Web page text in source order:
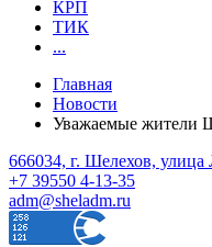
КРП
ТИК
...
Главная
Новости
Уважаемые жители
666034, г. Шелехов, улица
+7 39550 4-13-35
adm@sheladm.ru